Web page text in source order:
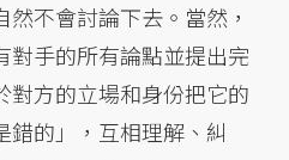
不會討論下去。當然，
對手的所有論點並提出完
對方的立場和身份把它的
錯的」，互相理解、糾